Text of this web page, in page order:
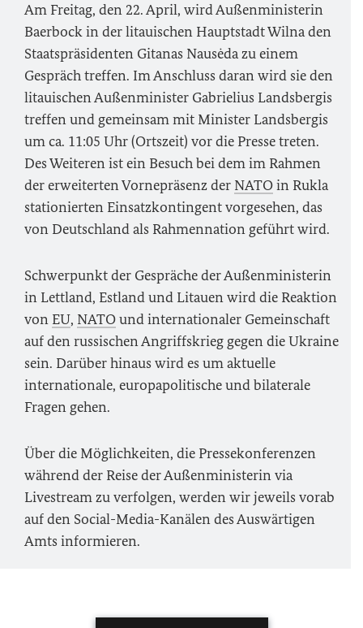
Am Freitag, den 22. April, wird Außenministerin
Baerbock in der litauischen Hauptstadt Wilna den
Staatspräsidenten Gitanas Nausėda zu einem
Gespräch treffen. Im Anschluss daran wird sie den
litauischen Außenminister Gabrielius Landsbergis
treffen und gemeinsam mit Minister Landsbergis
um ca. 11:05 Uhr (Ortszeit) vor die Presse treten.
Des Weiteren ist ein Besuch bei dem im Rahmen
der erweiterten Vornepräsenz der NATOin Rukla
stationierten Einsatzkontingent vorgesehen, das
von Deutschland als Rahmennation geführt wird.
Schwerpunkt der Gespräche der Außenministerin
in Lettland, Estland und Litauen wird die Reaktion
von EU, NATOund internationaler Gemeinschaft
auf den russischen Angriffskrieg gegen die Ukraine
sein. Darüber hinaus wird es um aktuelle
internationale, europapolitische und bilaterale
Fragen gehen.
Über die Möglichkeiten, die Pressekonferenzen
während der Reise der Außenministerin via
Livestream zu verfolgen, werden wir jeweils vorab
auf den Social-Media-Kanälen des Auswärtigen
Amts informieren.